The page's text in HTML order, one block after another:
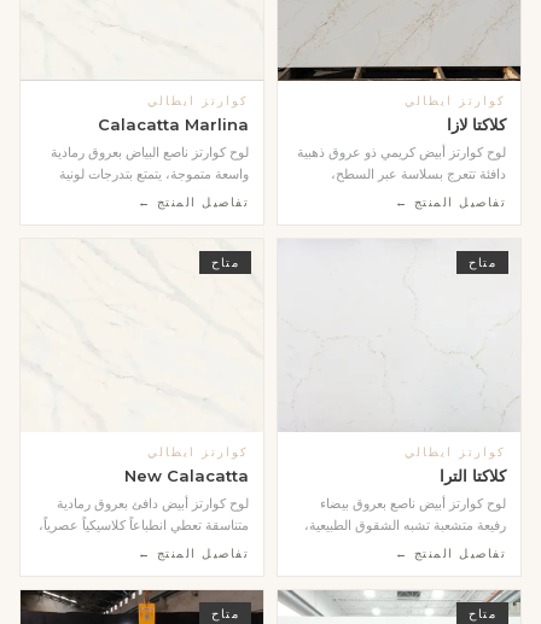
كوارتز ايطالي
كلاكتا لازا
لوح كوارتز أبيض كريمي ذو عروق ذهبية
دافئة تتعرج بسلاسة عبر السطح،
يستحضر فخامة ا...
تفاصيل المنتج ←
كوارتز ايطالي
Calacatta Marlina
لوح كوارتز ناصع البياض بعروق رمادية
واسعة متموجة، يتمتع بتدرجات لونية
ناعمة تضفي...
تفاصيل المنتج ←
متاح
كوارتز ايطالي
كلاكتا الترا
لوح كوارتز أبيض ناصع بعروق بيضاء
رفيعة متشعبة تشبه الشقوق الطبيعية،
يمتاز بنقاوت...
تفاصيل المنتج ←
متاح
كوارتز ايطالي
New Calacatta
لوح كوارتز أبيض دافئ بعروق رمادية
متناسقة تعطي انطباعاً كلاسيكياً عصرياً،
يجمع ب...
تفاصيل المنتج ←
متاح متاح